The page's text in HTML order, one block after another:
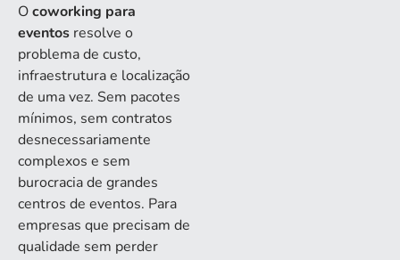
Ocoworking para
eventos resolve o
problema de custo,
infraestrutura e localização
de uma vez. Sem pacotes
mínimos, sem contratos
desnecessariamente
complexos e sem
burocracia de grandes
centros de eventos. Para
empresas que precisam de
qualidade sem perder